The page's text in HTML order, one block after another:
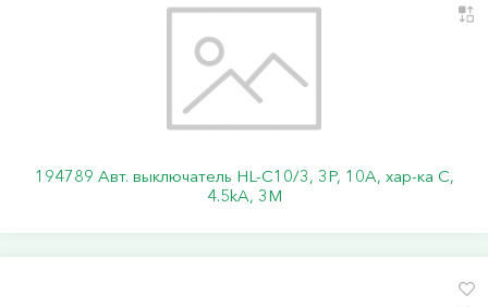
194789 Авт. выключатель HL-C10/3, 3P, 10A, хар-ка C,
4.5kA, 3M